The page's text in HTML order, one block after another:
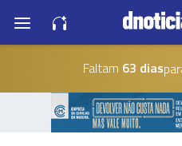
Faltam 63 dias